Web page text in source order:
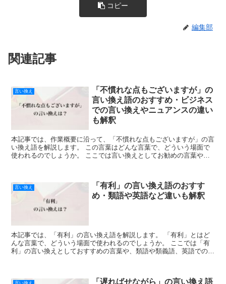
コピー
編集部
関連記事
言い換え
「不慣れな点もございますが」の
言い換え語のおすすめ・ビジネス
での言い換えやニュアンスの違い
も解釈
本記事では、作業概要に沿って、「不慣れな点もございますが」の言
い換え語を解説します。 この言葉はどんな言葉で、どういう場面で
使われるのでしょうか。 ここでは言い換えとしてお勧めの言葉や、
言い換え
「有利」の言い換え語のおすす
め・類語や英語など違いも解釈
本記事では、「有利」の言い換え語を解説します。 「有利」とはど
んな言葉で、どういう場面で使われるのでしょうか。 ここでは「有
利」の言い換えとしておすすめの言葉や、類語や類義語、英語での言
「遅ればせながら」の言い換え語